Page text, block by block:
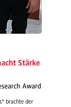
Stärke
Award
brachte der